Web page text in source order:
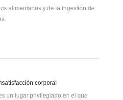
alimentarios y de la ingestión de
corporal
un lugar privilegiado en el que